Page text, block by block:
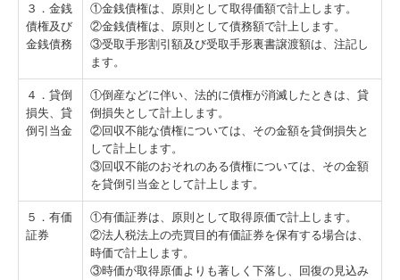
３．金銭
債権及び
金銭債務
①金銭債権は、原則として取得価額で計上します。
②金銭債権は、原則として債務額で計上します。
③受取手形割引額及び受取手形裏書譲渡額は、注記し
ます。
４．貸倒
損失、貸
倒引当金
①倒産などに伴い、法的に債権が消滅したときは、貸
倒損失として計上します。
②回収不能な債権については、その金額を貸倒損失と
して計上します。
③回収不能のおそれのある債権については、その金額
を貸倒引当金として計上します。
５．有価
証券
①有価証券は、原則として取得原価で計上します。
②法人税法上の売買目的有価証券を保有する場合は、
時価で計上します。
③時価が取得原価よりも著しく下落し、回復の見込み